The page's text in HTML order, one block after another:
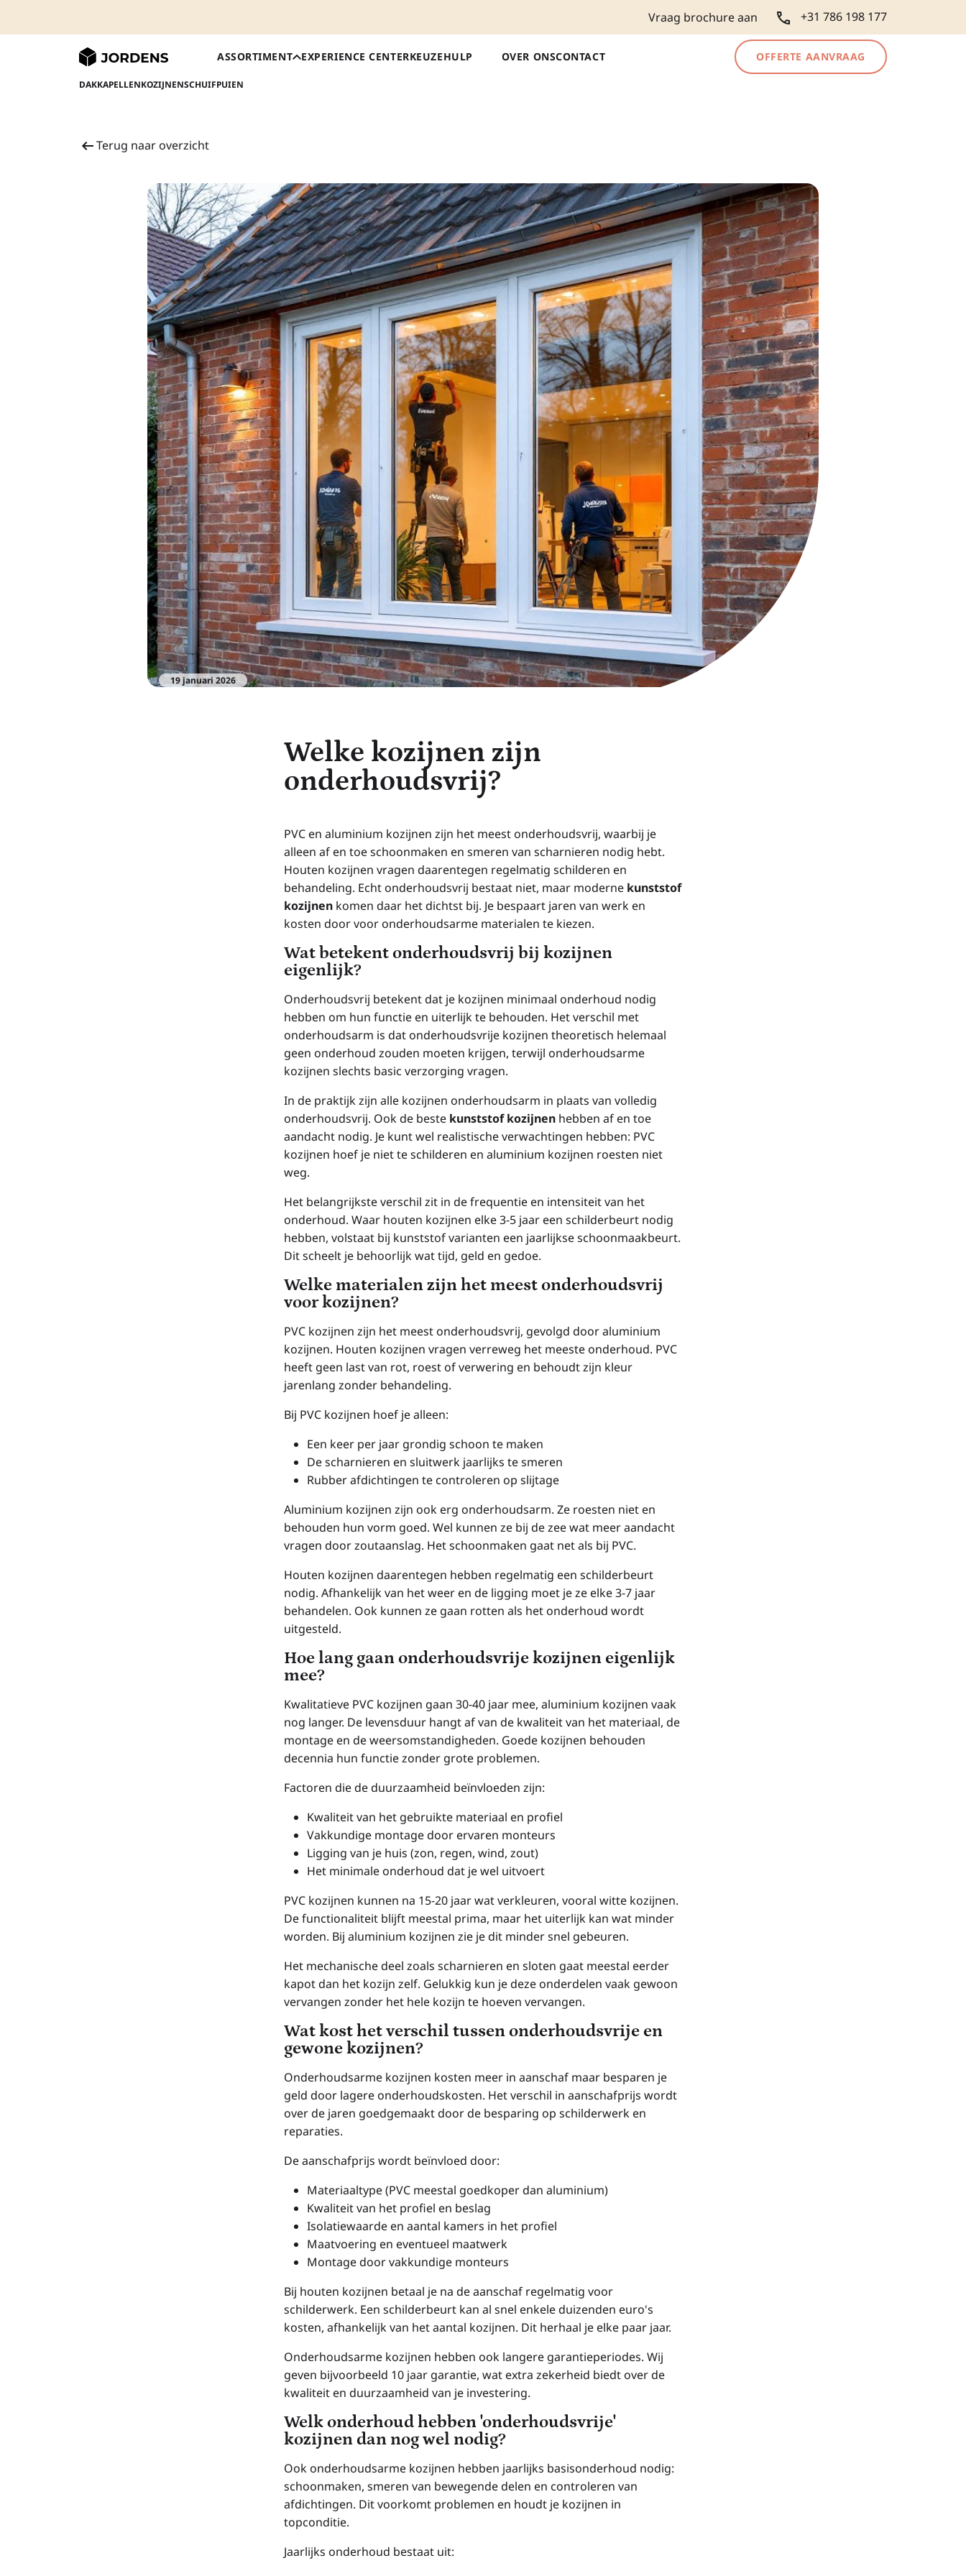
Vraag brochure aan +31 786 198 177
ASSORTIMENT EXPERIENCE CENTERKEUZEHULP OVER ONSCONTACT OFFERTE AANVRAAG
DAKKAPELLENKOZIJNENSCHUIFPUIEN
Terug naar overzicht
19 januari 2026
Welke kozijnen zijn
onderhoudsvrij?
PVC en aluminium kozijnen zijn het meest onderhoudsvrij, waarbij je
alleen af en toe schoonmaken en smeren van scharnieren nodig hebt.
Houten kozijnen vragen daarentegen regelmatig schilderen en
behandeling. Echt onderhoudsvrij bestaat niet, maar moderne kunststof
kozijnen komen daar het dichtst bij. Je bespaart jaren van werk en
kosten door voor onderhoudsarme materialen te kiezen.
Wat betekent onderhoudsvrij bij kozijnen
eigenlijk?
Onderhoudsvrij betekent dat je kozijnen minimaal onderhoud nodig
hebben om hun functie en uiterlijk te behouden. Het verschil met
onderhoudsarm is dat onderhoudsvrije kozijnen theoretisch helemaal
geen onderhoud zouden moeten krijgen, terwijl onderhoudsarme
kozijnen slechts basic verzorging vragen.
In de praktijk zijn alle kozijnen onderhoudsarm in plaats van volledig
onderhoudsvrij. Ook de beste kunststof kozijnen hebben af en toe
aandacht nodig. Je kunt wel realistische verwachtingen hebben: PVC
kozijnen hoef je niet te schilderen en aluminium kozijnen roesten niet
weg.
Het belangrijkste verschil zit in de frequentie en intensiteit van het
onderhoud. Waar houten kozijnen elke 3-5 jaar een schilderbeurt nodig
hebben, volstaat bij kunststof varianten een jaarlijkse schoonmaakbeurt.
Dit scheelt je behoorlijk wat tijd, geld en gedoe.
Welke materialen zijn het meest onderhoudsvrij
voor kozijnen?
PVC kozijnen zijn het meest onderhoudsvrij, gevolgd door aluminium
kozijnen. Houten kozijnen vragen verreweg het meeste onderhoud. PVC
heeft geen last van rot, roest of verwering en behoudt zijn kleur
jarenlang zonder behandeling.
Bij PVC kozijnen hoef je alleen:
Een keer per jaar grondig schoon te maken
De scharnieren en sluitwerk jaarlijks te smeren
Rubber afdichtingen te controleren op slijtage
Aluminium kozijnen zijn ook erg onderhoudsarm. Ze roesten niet en
behouden hun vorm goed. Wel kunnen ze bij de zee wat meer aandacht
vragen door zoutaanslag. Het schoonmaken gaat net als bij PVC.
Houten kozijnen daarentegen hebben regelmatig een schilderbeurt
nodig. Afhankelijk van het weer en de ligging moet je ze elke 3-7 jaar
behandelen. Ook kunnen ze gaan rotten als het onderhoud wordt
uitgesteld.
Hoe lang gaan onderhoudsvrije kozijnen eigenlijk
mee?
Kwalitatieve PVC kozijnen gaan 30-40 jaar mee, aluminium kozijnen vaak
nog langer. De levensduur hangt af van de kwaliteit van het materiaal, de
montage en de weersomstandigheden. Goede kozijnen behouden
decennia hun functie zonder grote problemen.
Factoren die de duurzaamheid beïnvloeden zijn:
Kwaliteit van het gebruikte materiaal en profiel
Vakkundige montage door ervaren monteurs
Ligging van je huis (zon, regen, wind, zout)
Het minimale onderhoud dat je wel uitvoert
PVC kozijnen kunnen na 15-20 jaar wat verkleuren, vooral witte kozijnen.
De functionaliteit blijft meestal prima, maar het uiterlijk kan wat minder
worden. Bij aluminium kozijnen zie je dit minder snel gebeuren.
Het mechanische deel zoals scharnieren en sloten gaat meestal eerder
kapot dan het kozijn zelf. Gelukkig kun je deze onderdelen vaak gewoon
vervangen zonder het hele kozijn te hoeven vervangen.
Wat kost het verschil tussen onderhoudsvrije en
gewone kozijnen?
Onderhoudsarme kozijnen kosten meer in aanschaf maar besparen je
geld door lagere onderhoudskosten. Het verschil in aanschafprijs wordt
over de jaren goedgemaakt door de besparing op schilderwerk en
reparaties.
De aanschafprijs wordt beïnvloed door:
Materiaaltype (PVC meestal goedkoper dan aluminium)
Kwaliteit van het profiel en beslag
Isolatiewaarde en aantal kamers in het profiel
Maatvoering en eventueel maatwerk
Montage door vakkundige monteurs
Bij houten kozijnen betaal je na de aanschaf regelmatig voor
schilderwerk. Een schilderbeurt kan al snel enkele duizenden euro's
kosten, afhankelijk van het aantal kozijnen. Dit herhaal je elke paar jaar.
Onderhoudsarme kozijnen hebben ook langere garantieperiodes. Wij
geven bijvoorbeeld 10 jaar garantie, wat extra zekerheid biedt over de
kwaliteit en duurzaamheid van je investering.
Welk onderhoud hebben 'onderhoudsvrije'
kozijnen dan nog wel nodig?
Ook onderhoudsarme kozijnen hebben jaarlijks basisonderhoud nodig:
schoonmaken, smeren van bewegende delen en controleren van
afdichtingen. Dit voorkomt problemen en houdt je kozijnen in
topconditie.
Jaarlijks onderhoud bestaat uit: